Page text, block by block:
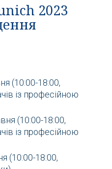
2023
(10:00-18:00,
із професійною
(10:00-18:00,
із професійною
(10:00-18:00,